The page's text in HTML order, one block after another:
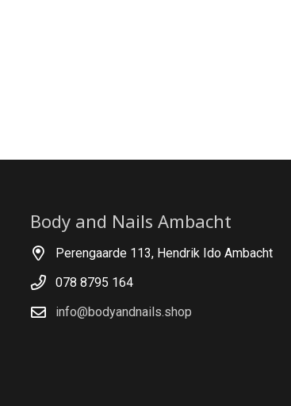
Body and Nails Ambacht
Perengaarde 113, Hendrik Ido Ambacht
078 8795 164
info@bodyandnails.shop